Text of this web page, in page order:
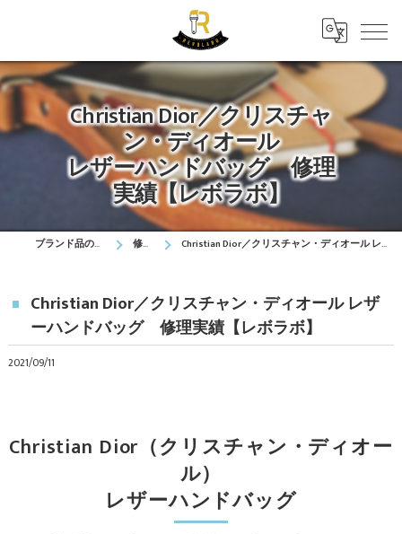
Christian Dior／クリスチャ
ン・ディオール
レザーハンドバッグ 修理
実績【レボラボ】
ブランド品の修理はレボラボ 修理実績 Christian Dior／クリスチャン・ディオール レザーハンドバッグ 修理実績【レボラボ】
Christian Dior／クリスチャン・ディオール レザ
ーハンドバッグ 修理実績【レボラボ】
2021/09/11
Christian Dior（クリスチャン・ディオー
ル）
レザーハンドバッグ